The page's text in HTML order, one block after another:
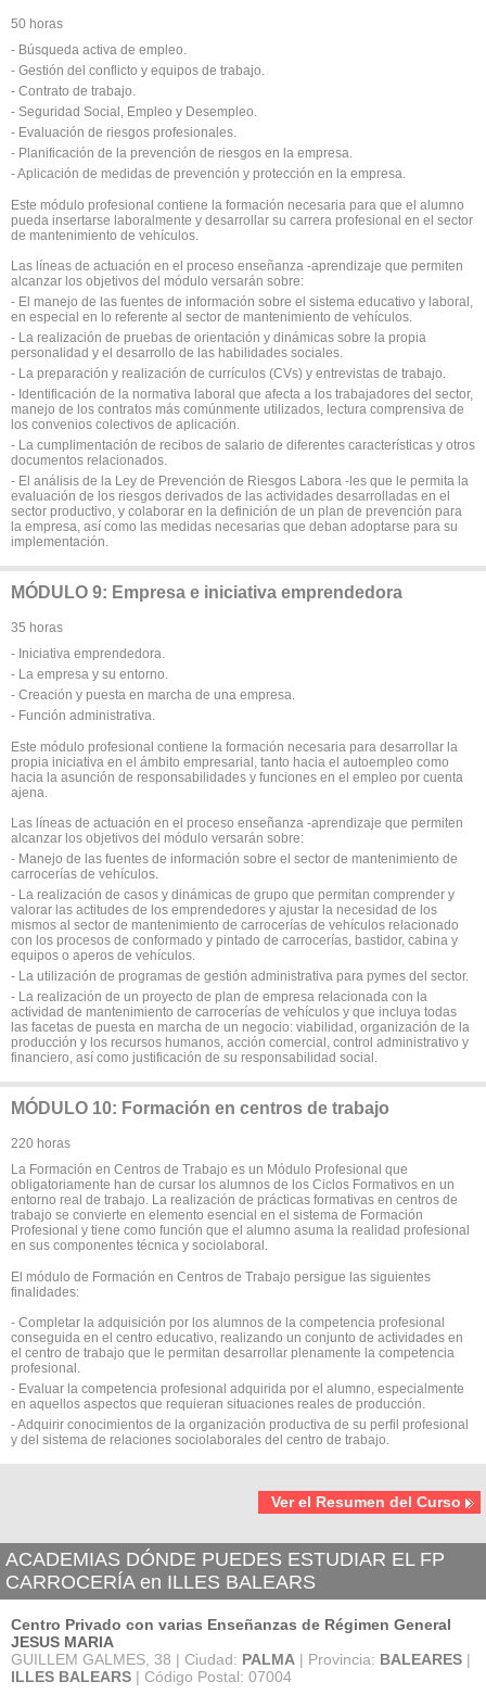
50 horas
- Búsqueda activa de empleo.
- Gestión del conflicto y equipos de trabajo.
- Contrato de trabajo.
- Seguridad Social, Empleo y Desempleo.
- Evaluación de riesgos profesionales.
- Planificación de la prevención de riesgos en la empresa.
- Aplicación de medidas de prevención y protección en la empresa.
Este módulo profesional contiene la formación necesaria para que el alumno
pueda insertarse laboralmente y desarrollar su carrera profesional en el sector
de mantenimiento de vehículos.
Las líneas de actuación en el proceso enseñanza -aprendizaje que permiten
alcanzar los objetivos del módulo versarán sobre:
- El manejo de las fuentes de información sobre el sistema educativo y laboral,
en especial en lo referente al sector de mantenimiento de vehículos.
- La realización de pruebas de orientación y dinámicas sobre la propia
personalidad y el desarrollo de las habilidades sociales.
- La preparación y realización de currículos (CVs) y entrevistas de trabajo.
- Identificación de la normativa laboral que afecta a los trabajadores del sector,
manejo de los contratos más comúnmente utilizados, lectura comprensiva de
los convenios colectivos de aplicación.
- La cumplimentación de recibos de salario de diferentes características y otros
documentos relacionados.
- El análisis de la Ley de Prevención de Riesgos Labora -les que le permita la
evaluación de los riesgos derivados de las actividades desarrolladas en el
sector productivo, y colaborar en la definición de un plan de prevención para
la empresa, así como las medidas necesarias que deban adoptarse para su
implementación.
MÓDULO 9: Empresa e iniciativa emprendedora
35 horas
- Iniciativa emprendedora.
- La empresa y su entorno.
- Creación y puesta en marcha de una empresa.
- Función administrativa.
Este módulo profesional contiene la formación necesaria para desarrollar la
propia iniciativa en el ámbito empresarial, tanto hacia el autoempleo como
hacia la asunción de responsabilidades y funciones en el empleo por cuenta
ajena.
Las líneas de actuación en el proceso enseñanza -aprendizaje que permiten
alcanzar los objetivos del módulo versarán sobre:
- Manejo de las fuentes de información sobre el sector de mantenimiento de
carrocerías de vehículos.
- La realización de casos y dinámicas de grupo que permitan comprender y
valorar las actitudes de los emprendedores y ajustar la necesidad de los
mismos al sector de mantenimiento de carrocerías de vehículos relacionado
con los procesos de conformado y pintado de carrocerías, bastidor, cabina y
equipos o aperos de vehículos.
- La utilización de programas de gestión administrativa para pymes del sector.
- La realización de un proyecto de plan de empresa relacionada con la
actividad de mantenimiento de carrocerías de vehículos y que incluya todas
las facetas de puesta en marcha de un negocio: viabilidad, organización de la
producción y los recursos humanos, acción comercial, control administrativo y
financiero, así como justificación de su responsabilidad social.
MÓDULO 10: Formación en centros de trabajo
220 horas
La Formación en Centros de Trabajo es un Módulo Profesional que
obligatoriamente han de cursar los alumnos de los Ciclos Formativos en un
entorno real de trabajo. La realización de prácticas formativas en centros de
trabajo se convierte en elemento esencial en el sistema de Formación
Profesional y tiene como función que el alumno asuma la realidad profesional
en sus componentes técnica y sociolaboral.
El módulo de Formación en Centros de Trabajo persigue las siguientes
finalidades:
- Completar la adquisición por los alumnos de la competencia profesional
conseguida en el centro educativo, realizando un conjunto de actividades en
el centro de trabajo que le permitan desarrollar plenamente la competencia
profesional.
- Evaluar la competencia profesional adquirida por el alumno, especialmente
en aquellos aspectos que requieran situaciones reales de producción.
- Adquirir conocimientos de la organización productiva de su perfil profesional
y del sistema de relaciones sociolaborales del centro de trabajo.
Ver el Resumen del Curso
ACADEMIAS DÓNDE PUEDES ESTUDIAR EL FP
CARROCERÍA en ILLES BALEARS
Centro Privado con varias Enseñanzas de Régimen General
JESUS MARIA
GUILLEM GALMES, 38 | Ciudad: PALMA | Provincia: BALEARES |
ILLES BALEARS | Código Postal: 07004